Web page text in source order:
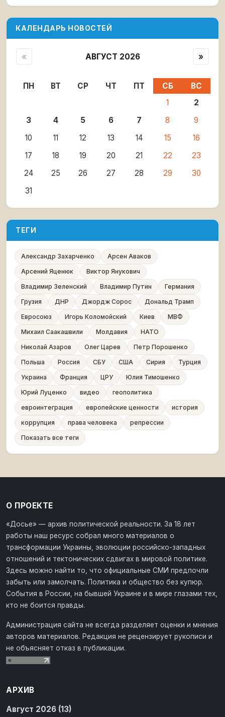
КАЛЕНДАРЬ НОВОСТЕЙ
« АВГУСТ 2026 »
ПН ВТ СР ЧТ ПТ СБ
ВС
1
2
3
4 5 6 7 8
9
10
11 12 13 14 15
16
17
18 19 20 21 22
23
24
25 26 27 28 29
30
31
ТЕГИ
Александр Захарченко
Арсен Аваков
Арсений Яценюк
Виктор Янукович
Владимир Зеленский
Владимир Путин
Германия
Грузия
ДНР Джордж Сорос
Дональд Трамп
Евросоюз
Игорь Коломойский Киев
МВФ
Михаил Саакашвили
Молдавия
НАТО
Николай Азаров
Олег Царев
Петр Порошенко
Польша
Россия СБУ США Сирия
Турция
Украина
Франция ЦРУ
Юлия Тимошенко
Юрий Луценко
видео
геополитика
евроинтеграция
европейские ценности
история
коррупция
права человека
репрессии
Показать все теги
О ПРОЕКТЕ
«Досье» — архив политической реальности. За 18 лет
работы наш ресурс собрал много материалов о
трансформации Украины, эволюции российско-западных
отношений и тектонических сдвигах в мировой политике.
Здесь можно найти то, что официальные СМИ предпочли
забыть или замолчать. Политика и общество без купюр.
События в России, на бывшей Украине и в мире глазами тех,
кто не боится правды.
Администрация сайта не всегда разделяет оценки и мнения
авторов материалов. Редакция не рецензирует рукописи и
не объясняет отказ в публикации.
АРХИВ
Август 2026 (13)